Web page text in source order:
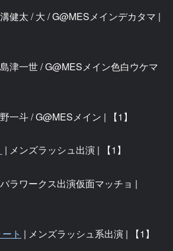
健太 / 大 / G@MESメインデカタマ |
津一世 / G@MESメイン色白ウケマ
一斗 / G@MESメイン | 【1】
| メンズラッシュ出演 | 【1】
ラワークス出演仮面マッチョ |
ト | メンズラッシュ系出演 | 【1】